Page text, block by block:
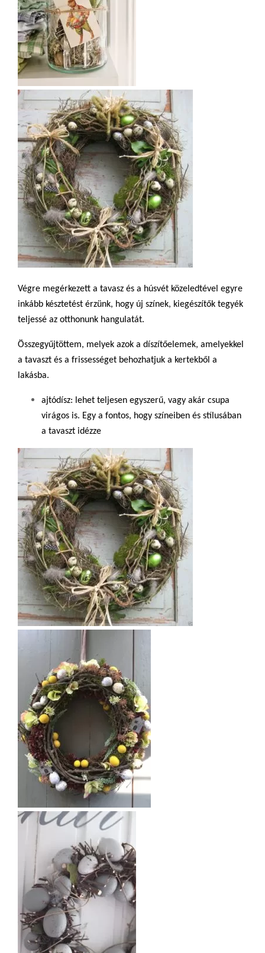
Végre megérkezett a tavasz és a húsvét közeledtével egyre
inkább késztetést érzünk, hogy új színek, kiegészítők tegyék
teljessé az otthonunk hangulatát.
Összegyűjtöttem, melyek azok a díszítőelemek, amelyekkel
a tavaszt és a frissességet behozhatjuk a kertekből a
lakásba.
ajtódísz: lehet teljesen egyszerű, vagy akár csupa
virágos is. Egy a fontos, hogy színeiben és stílusában
a tavaszt idézze